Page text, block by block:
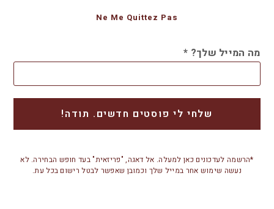
Ne Me Quittez Pas
מה המייל שלך? *
*הרשמה לעדכונים כאן למעלה. אל דאגה, "פריזאית" בעד חופש הבחירה. לא
נעשה שימוש אחר במייל שלך וכמובן שאפשר לבטל רישום בכל עת.